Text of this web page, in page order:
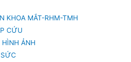
KHOA MẮT-RHM-TMH
CỨU
ẢNH